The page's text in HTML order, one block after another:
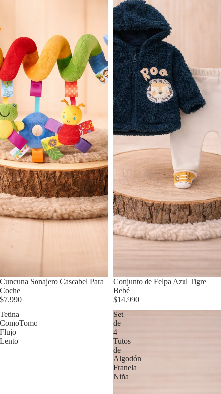
Cuncuna Sonajero Cascabel Para
Coche
$7.990
Agotado
Conjunto de Felpa Azul Tigre
Bebé
$14.990
Tetina
ComoTomo
Flujo
Lento
Set
de
4
Tutos
de
Algodón
Franela
Niña